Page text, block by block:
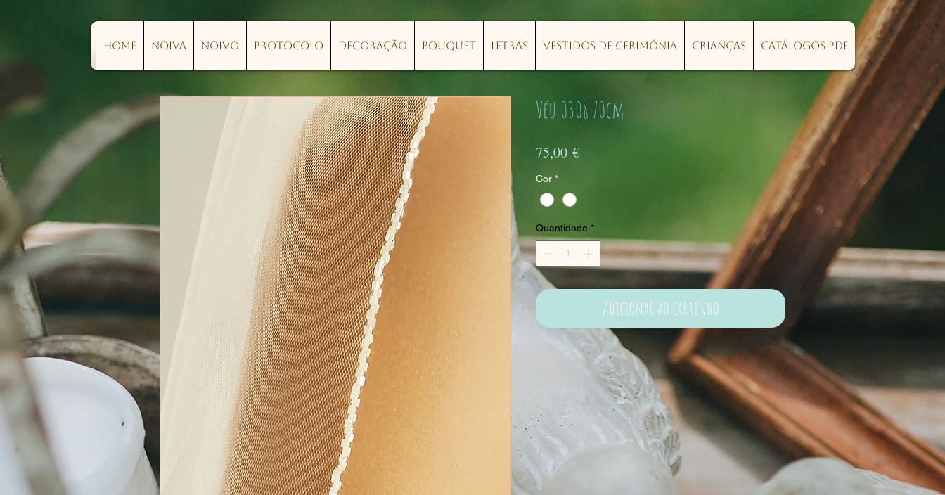
Home Noiva Noivo Protocolo Decoração Bouquet Letras Vestidos de Cerimónia Crianças Catálogos PDF
Véu 0308 70cm
75,00 €Preço
Cor *
Quantidade *
Adicionar ao carrinho